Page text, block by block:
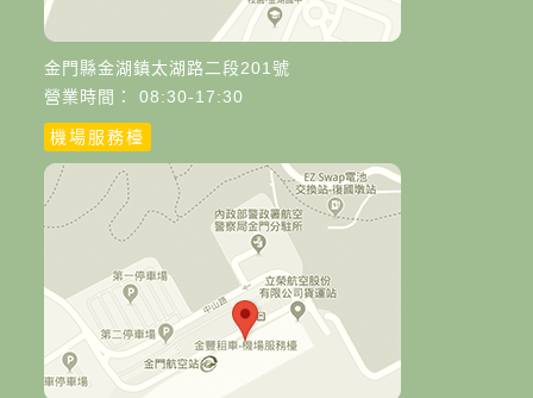
金門縣金湖鎮太湖路二段201號
營業時間： 08:30-17:30
機場服務檯